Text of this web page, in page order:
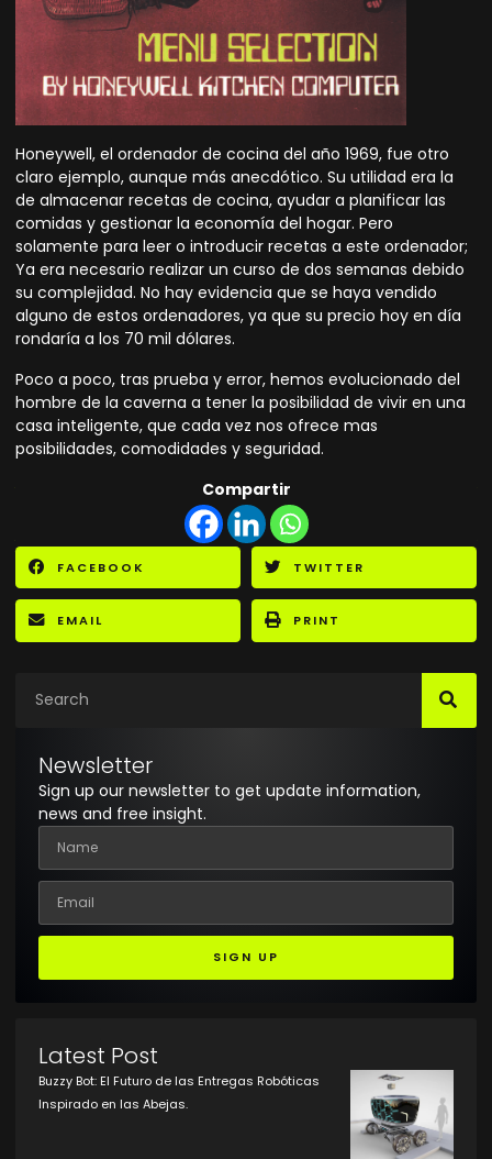
Honeywell, el ordenador de cocina del año 1969, fue otro
claro ejemplo, aunque más anecdótico. Su utilidad era la
de almacenar recetas de cocina, ayudar a planificar las
comidas y gestionar la economía del hogar. Pero
solamente para leer o introducir recetas a este ordenador;
Ya era necesario realizar un curso de dos semanas debido
su complejidad. No hay evidencia que se haya vendido
alguno de estos ordenadores, ya que su precio hoy en día
rondaría a los 70 mil dólares.
Poco a poco, tras prueba y error, hemos evolucionado del
hombre de la caverna a tener la posibilidad de vivir en una
casa inteligente, que cada vez nos ofrece mas
posibilidades, comodidades y seguridad.
Compartir
FACEBOOK TWITTER
EMAIL PRINT
Newsletter
Sign up our newsletter to get update information,
news and free insight.
SIGN UP
Latest Post
Buzzy Bot: El Futuro de las Entregas Robóticas
Inspirado en las Abejas.